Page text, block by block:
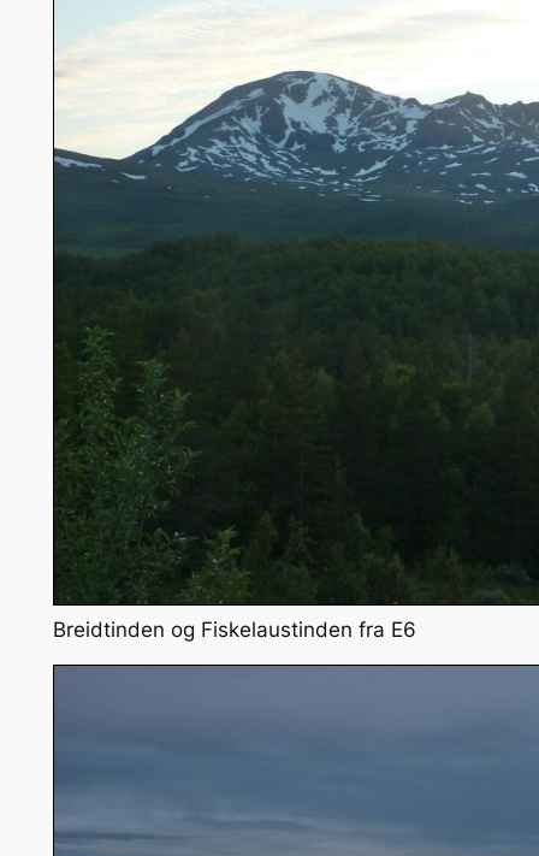
Breidtinden og Fiskelaustinden fra E6